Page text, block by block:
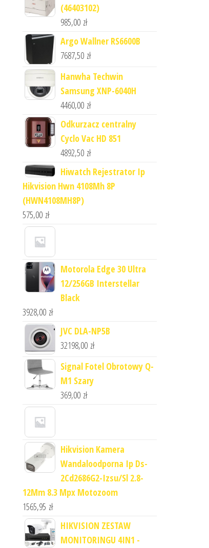
(46403102)
985,00 zł
Argo Wallner RS6600B
7687,50 zł
Hanwha Techwin
Samsung XNP-6040H
4460,00 zł
Odkurzacz centralny
Cyclo Vac HD 851
4892,50 zł
Hiwatch Rejestrator Ip
Hikvision Hwn 4108Mh 8P
(HWN4108MH8P)
575,00 zł
Motorola Edge 30 Ultra
12/256GB Interstellar
Black
3928,00 zł
JVC DLA-NP5B
32198,00 zł
Signal Fotel Obrotowy Q-
M1 Szary
369,00 zł
Hikvision Kamera
Wandaloodporna Ip Ds-
2Cd2686G2-Izsu/Sl 2.8-
12Mm 8.3 Mpx Motozoom
1565,95 zł
HIKVISION ZESTAW
MONITORINGU 4IN1 -